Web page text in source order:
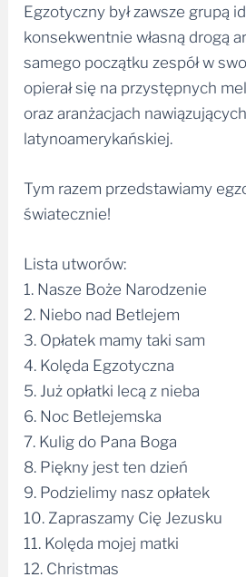
Egzotyczny był zawsze grupą
konsekwentnie własną drogą
samego początku zespół w
opierał się na przystępnych
oraz aranżacjach
latynoamerykańskiej.
Tym razem przedstawiamy
światecznie!
Lista utworów:
1. Nasze Boże Narodzenie
2. Niebo nad Betlejem
3. Opłatek mamy taki sam
4. Kolęda Egzotyczna
5. Już opłatki lecą z nieba
6. Noc Betlejemska
7. Kulig do Pana Boga
8. Piękny jest ten dzień
9. Podzielimy nasz opłatek
10. Zapraszamy Cię Jezusku
11. Kolęda mojej matki
12. Christmas